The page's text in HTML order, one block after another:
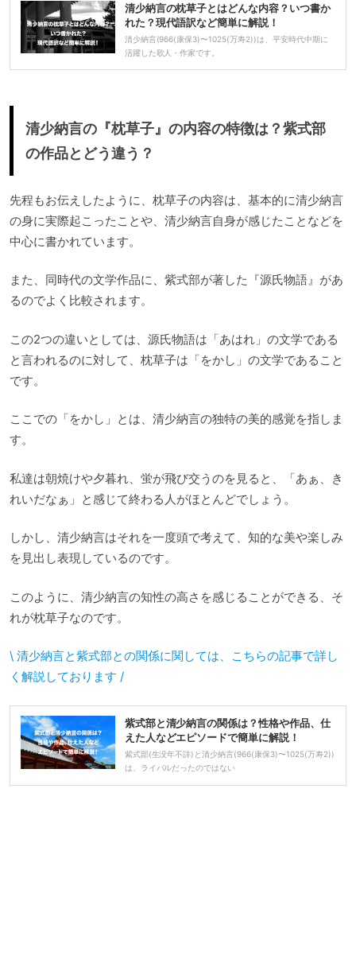
清少納言の枕草子とはどんな内容？いつ書か
れた？現代語訳など簡単に解説！
清少納言(966(康保3)〜1025(万寿2))は、平安時代中期に
活躍した歌人・作家です。
清少納言の『枕草子』の内容の特徴は？紫式部
の作品とどう違う？
先程もお伝えしたように、枕草子の内容は、基本的に清少納言
の身に実際起こったことや、清少納言自身が感じたことなどを
中心に書かれています。
また、同時代の文学作品に、紫式部が著した『源氏物語』があ
るのでよく比較されます。
この2つの違いとしては、源氏物語は「あはれ」の文学である
と言われるのに対して、枕草子は「をかし」の文学であること
です。
ここでの「をかし」とは、清少納言の独特の美的感覚を指しま
す。
私達は朝焼けや夕暮れ、蛍が飛び交うのを見ると、「あぁ、き
れいだなぁ」と感じて終わる人がほとんどでしょう。
しかし、清少納言はそれを一度頭で考えて、知的な美や楽しみ
を見出し表現しているのです。
このように、清少納言の知性の高さを感じることができる、そ
れが枕草子なのです。
\ 清少納言と紫式部との関係に関しては、こちらの記事で詳し
く解説しております /
紫式部と清少納言の関係は？性格や作品、仕
えた人などエピソードで簡単に解説！
紫式部(生没年不詳)と清少納言(966(康保3)〜1025(万寿2))
は、ライバルだったのではない